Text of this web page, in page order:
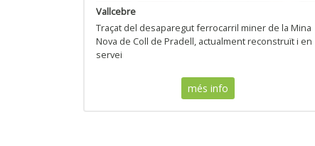
Vallcebre
Traçat del desaparegut ferrocarril miner de la Mina
Nova de Coll de Pradell, actualment reconstruït i en
servei
més info